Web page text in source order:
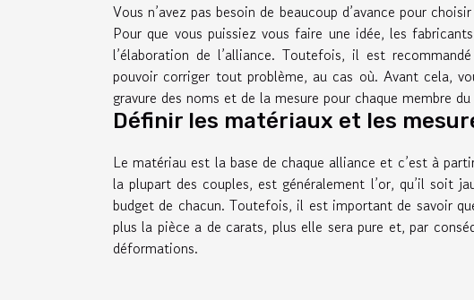
Vous n’avez pas besoin de beaucoup d’avance pour
Pour que vous puissiez vous faire une idée, les
l’élaboration de l’alliance. Toutefois, il est
pouvoir corriger tout problème, au cas où. Avant cela,
gravure des noms et de la mesure pour chaque membre
Définir les matériaux et les
Le matériau est la base de chaque alliance et c’est à
la plupart des couples, est généralement l’or, qu’il soit
budget de chacun. Toutefois, il est important de savoir
plus la pièce a de carats, plus elle sera pure et, par
déformations.